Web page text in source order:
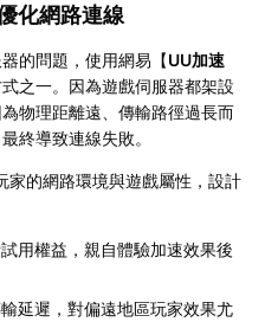
化網路連線
的問題，使用網易【UU加速
之一。因為遊戲伺服器都架設
物理距離遠、傳輸路徑過長而
終導致連線失敗。
家的網路環境與遊戲屬性，設計
用權益，親自體驗加速效果後
延遲，對偏遠地區玩家效果尤